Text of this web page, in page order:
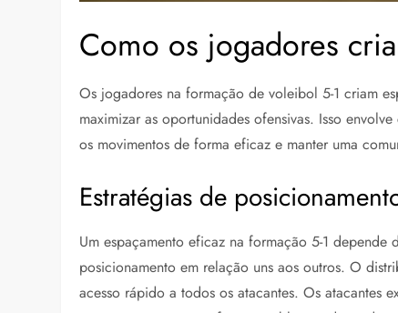
Como os jogadores
Os jogadores na formação de voleibol 5-1 criam
maximizar as oportunidades ofensivas. Isso
os movimentos de forma eficaz e manter uma
Estratégias de
Um espaçamento eficaz na formação 5-1
posicionamento em relação uns aos outros. O
acesso rápido a todos os atacantes. Os atacantes